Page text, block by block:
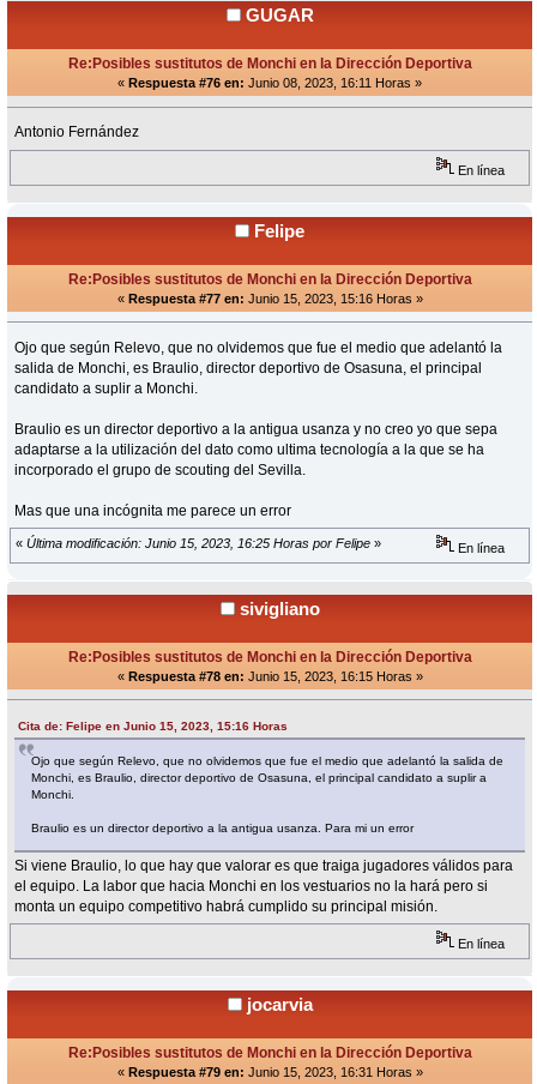
GUGAR
Re:Posibles sustitutos de Monchi en la Dirección Deportiva
« Respuesta #76 en: Junio 08, 2023, 16:11 Horas »
Antonio Fernández
En línea
Felipe
Re:Posibles sustitutos de Monchi en la Dirección Deportiva
« Respuesta #77 en: Junio 15, 2023, 15:16 Horas »
Ojo que según Relevo, que no olvidemos que fue el medio que adelantó la
salida de Monchi, es Braulio, director deportivo de Osasuna, el principal
candidato a suplir a Monchi.
Braulio es un director deportivo a la antigua usanza y no creo yo que sepa
adaptarse a la utilización del dato como ultima tecnología a la que se ha
incorporado el grupo de scouting del Sevilla.
Mas que una incógnita me parece un error
« Última modificación: Junio 15, 2023, 16:25 Horas por Felipe » En línea
sivigliano
Re:Posibles sustitutos de Monchi en la Dirección Deportiva
« Respuesta #78 en: Junio 15, 2023, 16:15 Horas »
Cita de: Felipe en Junio 15, 2023, 15:16 Horas
Ojo que según Relevo, que no olvidemos que fue el medio que adelantó la salida de
Monchi, es Braulio, director deportivo de Osasuna, el principal candidato a suplir a
Monchi.
Braulio es un director deportivo a la antigua usanza. Para mi un error
Si viene Braulio, lo que hay que valorar es que traiga jugadores válidos para
el equipo. La labor que hacia Monchi en los vestuarios no la hará pero si
monta un equipo competitivo habrá cumplido su principal misión.
En línea
jocarvia
Re:Posibles sustitutos de Monchi en la Dirección Deportiva
« Respuesta #79 en: Junio 15, 2023, 16:31 Horas »